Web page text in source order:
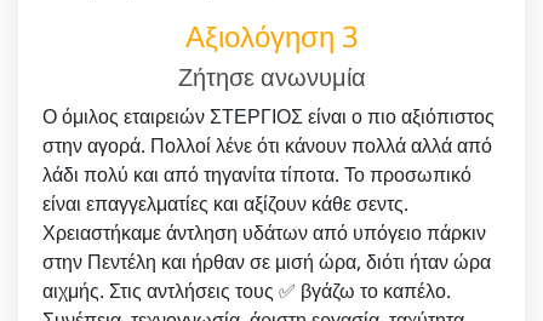
Αξιολόγηση 3
Ζήτησε ανωνυμία
Ο όμιλος εταιρειών ΣΤΕΡΓΙΟΣ είναι ο πιο αξιόπιστος
στην αγορά. Πολλοί λένε ότι κάνουν πολλά αλλά από
λάδι πολύ και από τηγανίτα τίποτα. Το προσωπικό
είναι επαγγελματίες και αξίζουν κάθε σεντς.
Χρειαστήκαμε άντληση υδάτων από υπόγειο πάρκιν
στην Πεντέλη και ήρθαν σε μισή ώρα, διότι ήταν ώρα
αιχμής. Στις αντλήσεις τους ✅ βγάζω το καπέλο.